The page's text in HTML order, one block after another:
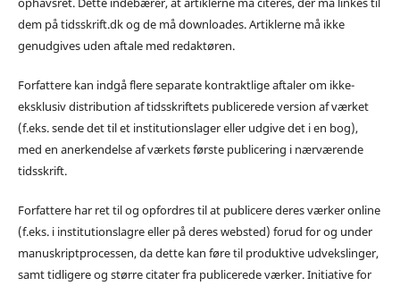
dem på tidsskrift.dk og de må downloades. Artiklerne må ikke
genudgives uden aftale med redaktøren.
Forfattere kan indgå flere separate kontraktlige aftaler om ikke-
eksklusiv distribution af tidsskriftets publicerede version af værket
(f.eks. sende det til et institutionslager eller udgive det i en bog),
med en anerkendelse af værkets første publicering i nærværende
tidsskrift.
Forfattere har ret til og opfordres til at publicere deres værker online
(f.eks. i institutionslagre eller på deres websted) forud for og under
manuskriptprocessen, da dette kan føre til produktive udvekslinger,
samt tidligere og større citater fra publicerede værker. Initiative for